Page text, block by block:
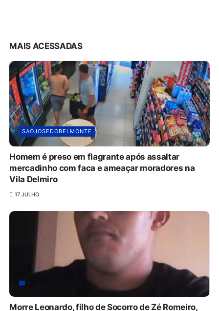
MAIS ACESSADAS
SAOJOSEDOBELMONTE
Homem é preso em flagrante após assaltar
mercadinho com faca e ameaçar moradores na
Vila Delmiro
17 JULHO
Morre Leonardo, filho de Socorro de Zé Romeiro,